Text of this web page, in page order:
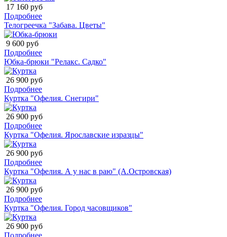
17 160 руб
Подробнее
Телогреечка "Забава. Цветы"
9 600 руб
Подробнее
Юбка-брюки "Релакс. Садко"
26 900 руб
Подробнее
Куртка "Офелия. Снегири"
26 900 руб
Подробнее
Куртка "Офелия. Ярославские изразцы"
26 900 руб
Подробнее
Куртка "Офелия. А у нас в раю" (А.Островская)
26 900 руб
Подробнее
Куртка "Офелия. Город часовщиков"
26 900 руб
Подробнее